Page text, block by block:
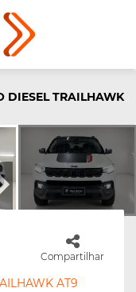
DIESEL TRAILHAWK
Compartilhar
AT9